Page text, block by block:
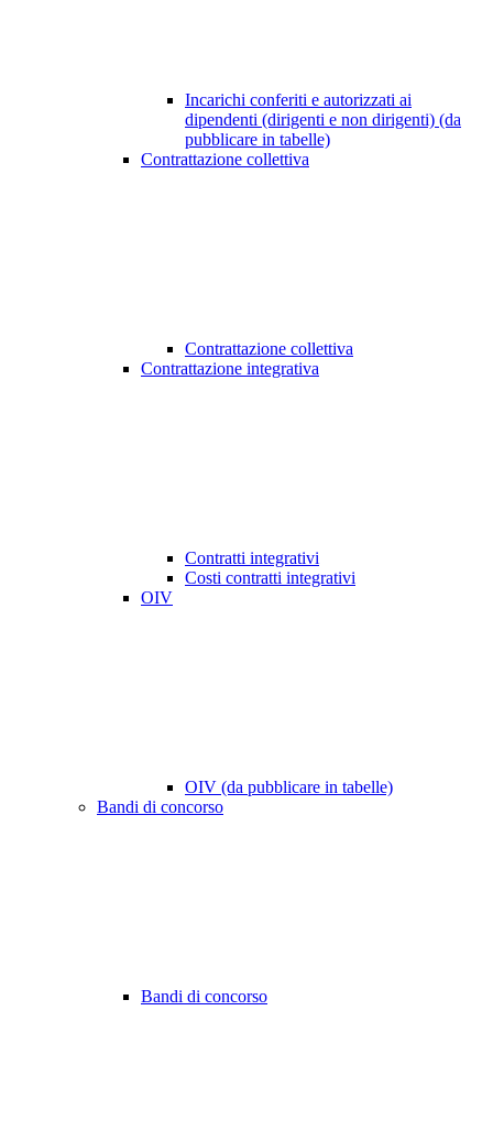
Incarichi conferiti e autorizzati ai
dipendenti (dirigenti e non dirigenti) (da
pubblicare in tabelle)
Contrattazione collettiva
Contrattazione collettiva
Contrattazione integrativa
Contratti integrativi
Costi contratti integrativi
OIV
OIV (da pubblicare in tabelle)
Bandi di concorso
Bandi di concorso